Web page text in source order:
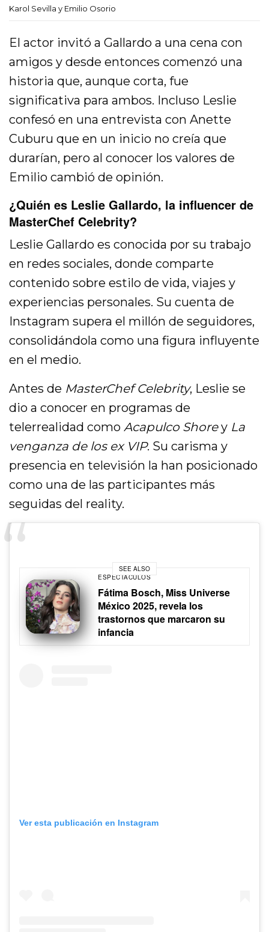
Karol Sevilla y Emilio Osorio
El actor invitó a Gallardo a una cena con
amigos y desde entonces comenzó una
historia que, aunque corta, fue
significativa para ambos. Incluso Leslie
confesó en una entrevista con Anette
Cuburu que en un inicio no creía que
durarían, pero al conocer los valores de
Emilio cambió de opinión.
¿Quién es Leslie Gallardo, la influencer de
MasterChef Celebrity?
Leslie Gallardo es conocida por su trabajo
en redes sociales, donde comparte
contenido sobre estilo de vida, viajes y
experiencias personales. Su cuenta de
Instagram supera el millón de seguidores,
consolidándola como una figura influyente
en el medio.
Antes de MasterChef Celebrity, Leslie se
dio a conocer en programas de
telerrealidad como Acapulco Shorey La
venganza de los ex VIP. Su carisma y
presencia en televisión la han posicionado
como una de las participantes más
seguidas del reality.
SEE ALSO
ESPECTÁCULOS
Fátima Bosch, Miss Universe
México 2025, revela los
trastornos que marcaron su
infancia
Ver esta publicación en Instagram